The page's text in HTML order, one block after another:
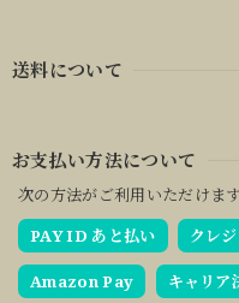
送料について
お支払い方法について
次の方法がご利用いただけます
PAY ID あと払い
クレ
Amazon Pay キャリア